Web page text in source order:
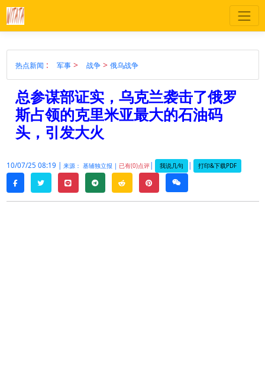
热点新闻 : 军事> 战争 > 俄乌战争
总参谋部证实，乌克兰袭击了俄罗
斯占领的克里米亚最大的石油码
头，引发大火
10/07/25 08:19 | 来源： 基辅独立报 | 已有(0)点评| 我说几句 | 打印&下载PDF
facebooktwitterline telegramreddit pinterestweixin